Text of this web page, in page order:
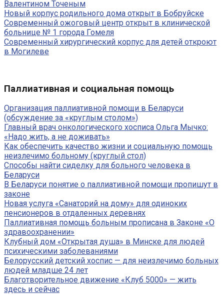
Валентином Точеным
Новый корпус родильного дома открыт в Бобруйске
Современный ожоговый центр открыт в клинической
больнице № 1 города Гомеля
Современный хирургический корпус для детей откроют
в Могилеве
Паллиативная и социальная помощь
Организация паллиативной помощи в Беларуси
(обсуждение за «круглым столом»)
Главный врач онкологического хосписа Ольга Мычко:
«Надо жить, а не доживать»
Как обеспечить качество жизни и социальную помощь
неизлечимо больному (круглый стол)
Способы найти сиделку для больного человека в
Беларуси
В Беларуси понятие о паллиативной помощи пропишут в
законе
Новая услуга «Санаторий на дому» для одиноких
пенсионеров в отдаленных деревнях
Паллиативная помощь больным прописана в Законе «О
здравоохранении»
Клубный дом «Открытая душа» в Минске для людей
психическими заболеваниями
Белорусский детский хоспис — для неизлечимо больных
людей младше 24 лет
Благотворительное движение «Клуб 5000» — жить
здесь и сейчас